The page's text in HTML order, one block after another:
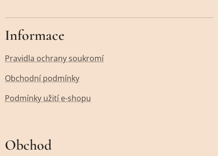
Informace
Pravidla ochrany soukromí
Obchodní podmínky
Podmínky užití e-shopu
Obchod